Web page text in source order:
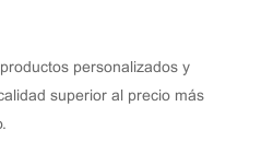
personalizados y
superior al precio más